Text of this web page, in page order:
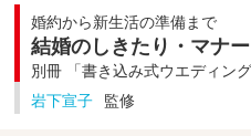
婚約から新生活の準備まで
結婚のしきたり・マナ
別冊 「書き込み式ウエディン
岩下宣子 監修